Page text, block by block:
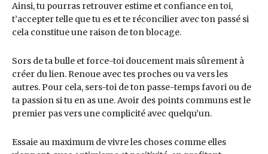
Ainsi, tu pourras retrouver estime et confiance en toi,
t’accepter telle que tu es et te réconcilier avec ton passé si
cela constitue une raison de ton blocage.
Sors de ta bulle et force-toi doucement mais sûrement à
créer du lien. Renoue avec tes proches ou va vers les
autres. Pour cela, sers-toi de ton passe-temps favori ou de
ta passion si tu en as une. Avoir des points communs est le
premier pas vers une complicité avec quelqu’un.
Essaie au maximum de vivre les choses comme elles